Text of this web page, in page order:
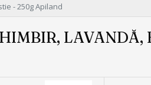
- 250g Apiland
LAVANDĂ,